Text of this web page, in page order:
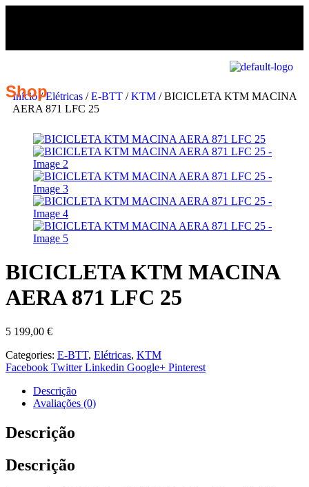
Shop
Início /Elétricas /E-BTT /KTM / BICICLETA KTM MACINA
AERA 871 LFC 25
BICICLETA KTM MACINA
AERA 871 LFC 25
5 199,00 €
Categories: E-BTT, Elétricas, KTM
Facebook Twitter Linkedin Google+ Pinterest
Descrição
Avaliações (0)
Descrição
Descrição